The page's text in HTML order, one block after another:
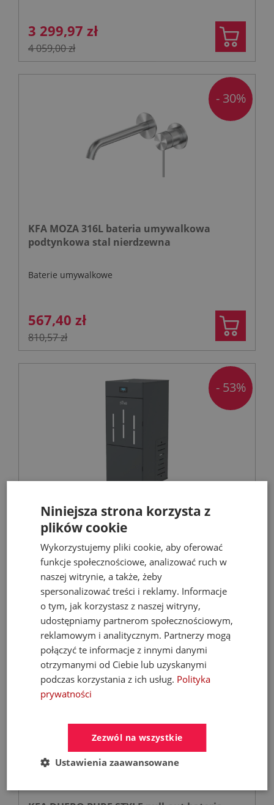
3 299,97 zł
4 059,00 zł
KFA MOZA 316L bateria umywalkowa
podtynkowa stal nierdzewna
Baterie umywalkowe
567,40 zł
810,57 zł
- 30%
FERROLI Kocioł BIOPELLET PRO 24 KW Eco
Design
Kotły C.O. na pellet
9 899,00 zł
21 068,67 zł
- 53%
Niniejsza strona korzysta z
plików cookie
Wykorzystujemy pliki cookie, aby oferować
funkcje społecznościowe, analizować ruch w
naszej witrynie, a także, żeby
spersonalizować treści i reklamy. Informacje
o tym, jak korzystasz z naszej witryny,
udostępniamy partnerom społecznościowym,
reklamowym i analitycznym. Partnerzy mogą
połączyć te informacje z innymi danymi
otrzymanymi od Ciebie lub uzyskanymi
podczas korzystania z ich usług. Polityka
prywatności
Zezwól na wszystkie
Ustawienia zaawansowane